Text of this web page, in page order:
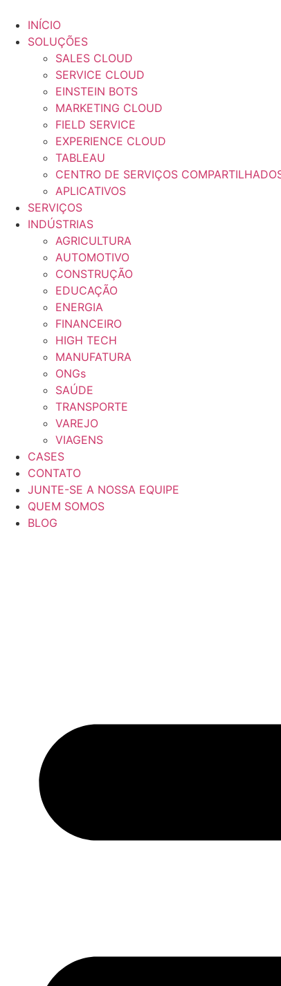
content
INÍCIO
SOLUÇÕES
SALES CLOUD
SERVICE CLOUD
EINSTEIN BOTS
MARKETING CLOUD
FIELD SERVICE
EXPERIENCE CLOUD
TABLEAU
CENTRO DE SERVIÇOS
APLICATIVOS
SERVIÇOS
INDÚSTRIAS
AGRICULTURA
AUTOMOTIVO
CONSTRUÇÃO
EDUCAÇÃO
ENERGIA
FINANCEIRO
HIGH TECH
MANUFATURA
ONGs
SAÚDE
TRANSPORTE
VAREJO
VIAGENS
CASES
CONTATO
JUNTE-SE A NOSSA EQUIPE
QUEM SOMOS
BLOG